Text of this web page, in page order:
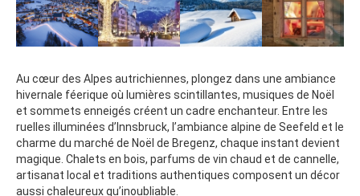
Au cœur des Alpes autrichiennes, plongez dans une ambiance
hivernale féerique où lumières scintillantes, musiques de Noël
et sommets enneigés créent un cadre enchanteur. Entre les
ruelles illuminées d’Innsbruck, l’ambiance alpine de Seefeld et le
charme du marché de Noël de Bregenz, chaque instant devient
magique. Chalets en bois, parfums de vin chaud et de cannelle,
artisanat local et traditions authentiques composent un décor
aussi chaleureux qu’inoubliable.